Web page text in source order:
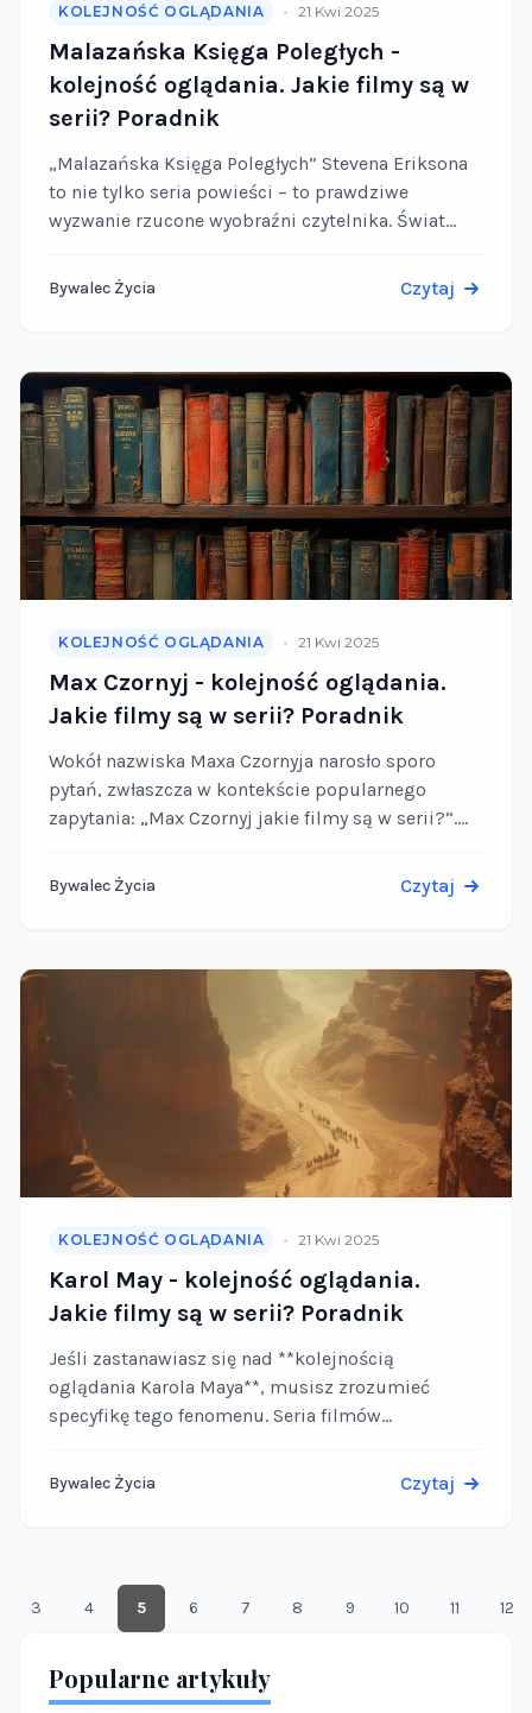
KOLEJNOŚĆ OGLĄDANIA • 21 Kwi 2025
Malazańska Księga Poległych -
kolejność oglądania. Jakie filmy są w
serii? Poradnik
„Malazańska Księga Poległych” Stevena Eriksona
to nie tylko seria powieści – to prawdziwe
wyzwanie rzucone wyobraźni czytelnika. Świat
toczonych na skalę kosmiczną przyciąga niczym …
Bywalec Życia Czytaj
KOLEJNOŚĆ OGLĄDANIA • 21 Kwi 2025
Max Czornyj - kolejność oglądania.
Jakie filmy są w serii? Poradnik
Wokół nazwiska Maxa Czornyja narosło sporo
pytań, zwłaszcza w kontekście popularnego
zapytania: „Max Czornyj jakie filmy są w serii?”.
wszystkim z …
Bywalec Życia Czytaj
KOLEJNOŚĆ OGLĄDANIA • 21 Kwi 2025
Karol May - kolejność oglądania.
Jakie filmy są w serii? Poradnik
Jeśli zastanawiasz się nad **kolejnością
oglądania Karola Maya**, musisz zrozumieć
specyfikę tego fenomenu. Seria filmów
jednolita saga, lecz zbiór produkcji tworzonych
Bywalec Życia Czytaj
3 4 5 6 7 8 9 10 11 12
Popularne artykuły